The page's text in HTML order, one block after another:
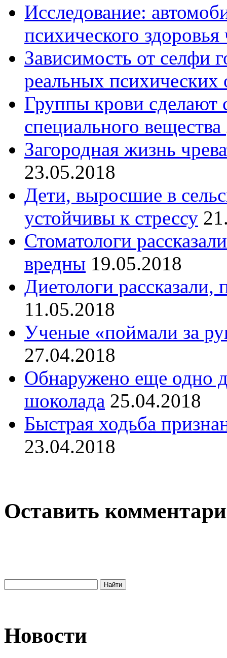
Исследование:
психического здоровья
Зависимость от селфи
реальных психических
Группы крови
специального вещества
Загородная жизнь
23.05.2018
Дети, выросшие в
устойчивы к стрессу
Стоматологи
вредны 19.05.2018
Диетологи
11.05.2018
Ученые «поймали за
27.04.2018
Обнаружено еще одно
шоколада 25.04.2018
Быстрая ходьба
23.04.2018
Оставить
Новости